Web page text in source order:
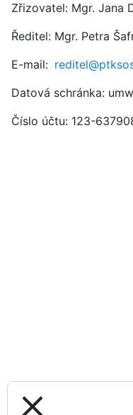
Zřizovatel: Mgr. Jana
Ředitel: Mgr. Petra
E-mail:
Datová schránka:
Číslo účtu: 123-
close